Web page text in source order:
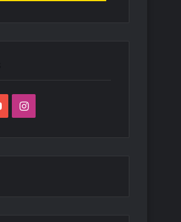
YouTubeInstagram